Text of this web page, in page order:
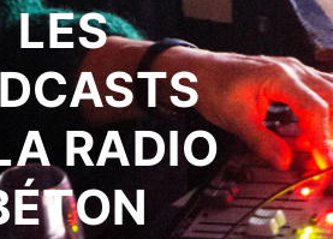
LES
RADIO